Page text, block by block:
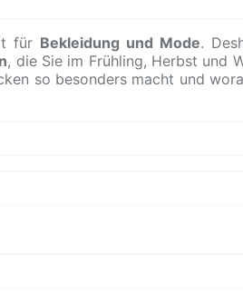
für Bekleidung und Mode.
, die Sie im Frühling, Herbst und
so besonders macht und